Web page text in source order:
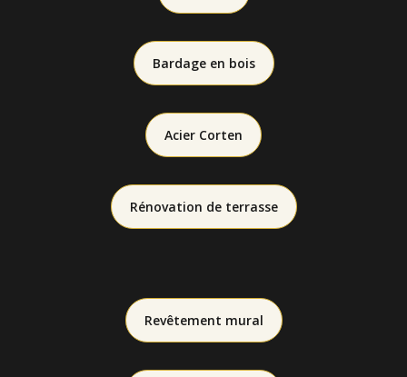
Bardage en bois
Acier Corten
Rénovation de terrasse
Revêtement mural